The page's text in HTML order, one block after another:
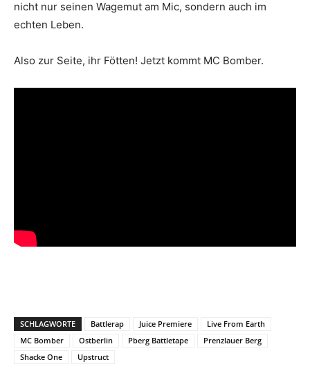
nicht nur seinen Wagemut am Mic, sondern auch im
echten Leben.
Also zur Seite, ihr Fötten! Jetzt kommt MC Bomber.
SCHLAGWORTE Battlerap Juice Premiere
Live From Earth
MC Bomber
Ostberlin Pberg Battletape
Prenzlauer Berg
Shacke One
Upstruct